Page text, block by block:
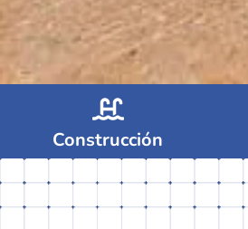
Construcción